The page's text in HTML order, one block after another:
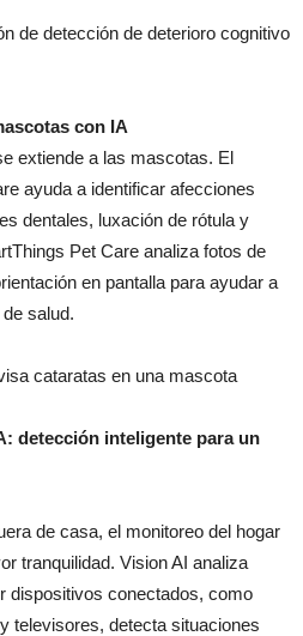
de detección de deterioro cognitivo
con IA
extiende a las mascotas. El
ayuda a identificar afecciones
dentales, luxación de rótula y
Pet Care analiza fotos de
en pantalla para ayudar a
salud.
cataratas en una mascota
detección inteligente para un
de casa, el monitoreo del hogar
tranquilidad. Vision AI analiza
dispositivos conectados, como
televisores, detecta situaciones